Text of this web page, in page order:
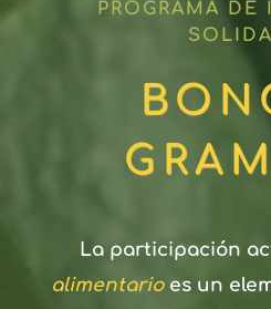
PROGRAMA DE
La participación
alimentario es un